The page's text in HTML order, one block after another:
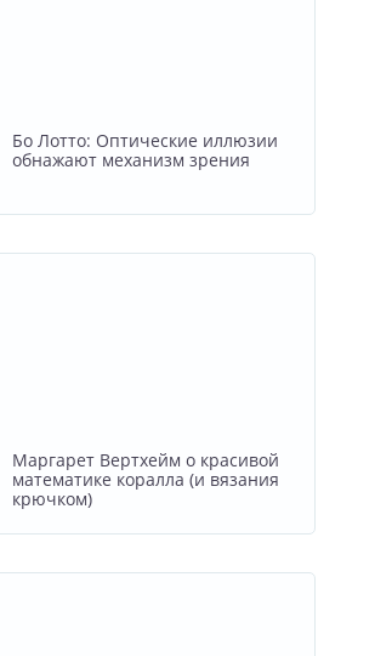
Бо Лотто: Оптические иллюзии
обнажают механизм зрения
Маргарет Вертхейм о красивой
математике коралла (и вязания
крючком)